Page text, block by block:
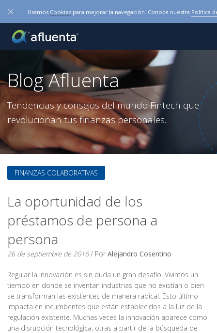
× Usamos Cookies para mejorar la navegación. Conoce nuestra Política
Blog Afluenta
Tendencias y consejos del mundo Fintech que
revolucionan tus finanzas personales.
FINANZAS COLABORATIVAS
La oportunidad de los
préstamos de persona a
persona
26 de septiembre de 2016/ Por Alejandro Cosentino
Regular la innovación es sin duda un gran desafío. Vivimos un
tiempo en donde se inventan industrias que no existían o bien
se transforman las existentes de manera radical. Esto último
impacta en incumbentes que están establecidos a la luz de la
regulación existente. Muchas veces la innovación aparece como
una disrupción tecnológica, otras a partir de la búsqueda de